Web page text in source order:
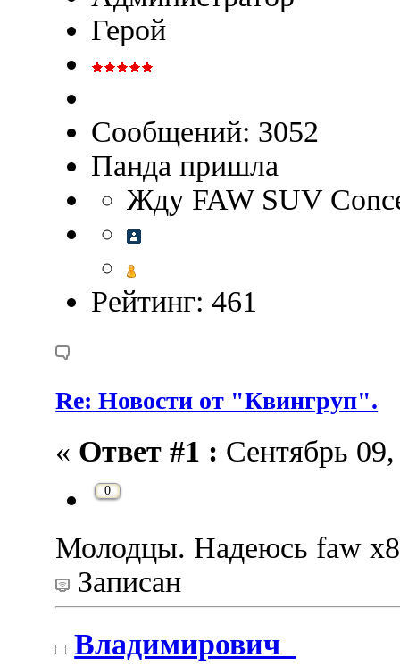
Герой
Сообщений: 3052
Панда пришла
Жду FAW SUV
Рейтинг: 461
Re: Новости от "Квингруп".
« Ответ #1 : Сентябрь
0
Молодцы. Надеюсь faw
Записан
Владимирович_